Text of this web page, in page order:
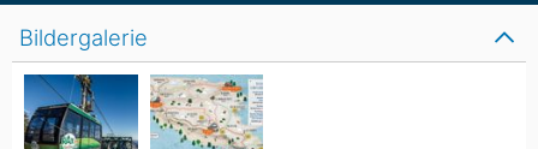
Bildergalerie